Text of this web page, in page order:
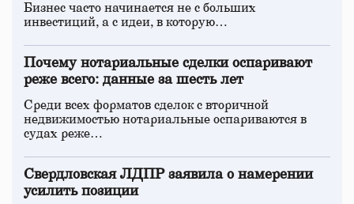
Бизнес часто начинается не с больших
инвестиций, а с идеи, в которую…
Почему нотариальные сделки оспаривают
реже всего: данные за шесть лет
Среди всех форматов сделок с вторичной
недвижимостью нотариальные оспариваются в
судах реже…
Свердловская ЛДПР заявила о намерении
усилить позиции